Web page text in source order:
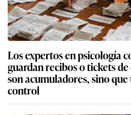
Los expertos en psicología
guardan recibos o tickets
son acumuladores, sino
control